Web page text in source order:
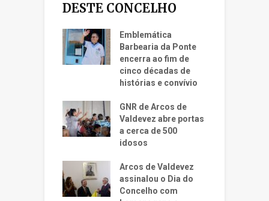
DESTE CONCELHO
Emblemática
Barbearia da Ponte
encerra ao fim de
cinco décadas de
histórias e convívio
GNR de Arcos de
Valdevez abre portas
a cerca de 500
idosos
Arcos de Valdevez
assinalou o Dia do
Concelho com